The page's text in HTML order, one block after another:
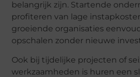
belangrijk zijn. Startende
profiteren van lage
groeiende organisaties
opschalen zonder nieuwe
Ook bij tijdelijke projecten of
werkzaamheden is huren een